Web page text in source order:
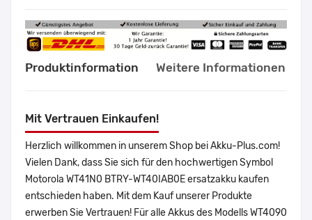
Produktinformation Weitere Informationen
Mit Vertrauen Einkaufen!
Herzlich willkommen in unserem Shop bei Akku-Plus.com!
Vielen Dank, dass Sie sich für den hochwertigen Symbol
Motorola WT41N0 BTRY-WT40IAB0E ersatzakku kaufen
entschieden haben. Mit dem Kauf unserer Produkte
erwerben Sie Vertrauen! Für alle Akkus des Modells WT4090